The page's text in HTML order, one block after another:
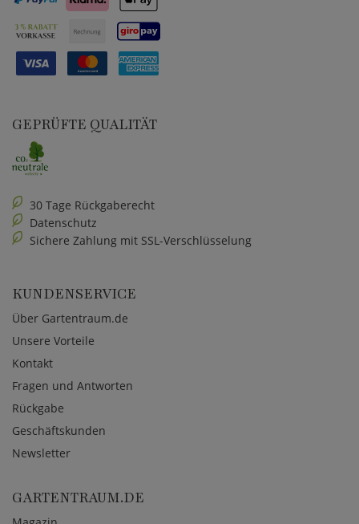
GEPRÜFTE QUALITÄT
30 Tage Rückgaberecht
Datenschutz
Sichere Zahlung mit SSL-Verschlüsselung
KUNDENSERVICE
Über Gartentraum.de
Unsere Vorteile
Kontakt
Fragen und Antworten
Rückgabe
Geschäftskunden
Newsletter
GARTENTRAUM.DE